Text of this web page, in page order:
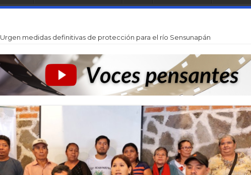
Urgen medidas definitivas de protección para el río Sensunapán